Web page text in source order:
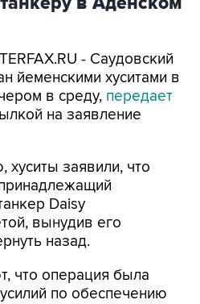
- Саудовский
йеменскими хуситами в
в среду, передает
на заявление
заявили, что
Daisy
вынудив его
назад.
что операция была
по обеспечению